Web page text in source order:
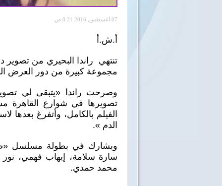
07 أغسطس, 2016 8:21 ص
أ.ش.أ
تنتهي راندا البحيري من
مجموعة كبيرة من دور العرض
وصرحت راندا «يتبقى لي
تصويرها في شوارع القاهرة
الفيلم بالكامل، وأتفرغ
الدم ».
ويشارك في بطولة مسلسل
سارة سلامة، إيهاب فهمي،
محمد حمدي.